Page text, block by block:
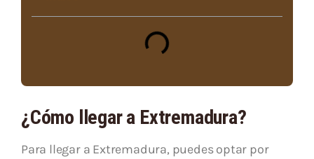
¿Cómo llegar a Extremadura?
Para llegar a Extremadura, puedes optar por